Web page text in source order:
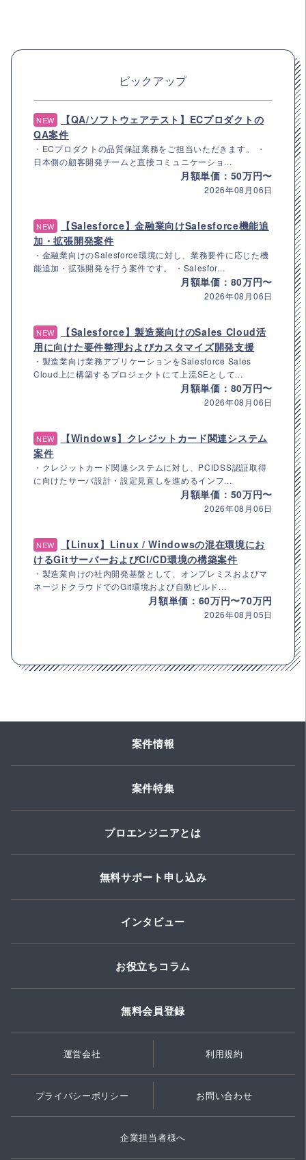
ピックアップ
NEW
【QA/ソフトウェアテスト】ECプロダクトの
QA案件
・ECプロダクトの品質保証業務をご担当いただきます。 ・
日本側の顧客開発チームと直接コミュニケーショ...
月額単価：50万円〜
2026年08月06日
NEW
【Salesforce】金融業向けSalesforce機能追
加・拡張開発案件
・金融業向けのSalesforce環境に対し、業務要件に応じた機
能追加・拡張開発を行う案件です。 ・Salesfor...
月額単価：80万円〜
2026年08月06日
NEW
【Salesforce】製造業向けのSales Cloud活
用に向けた要件整理およびカスタマイズ開発支援
・製造業向け業務アプリケーションをSalesforce Sales
Cloud上に構築するプロジェクトにて上流SEとして...
月額単価：80万円〜
2026年08月06日
NEW
【Windows】クレジットカード関連システム
案件
・クレジットカード関連システムに対し、PCIDSS認証取得
に向けたサーバ設計・設定見直しを進めるインフ...
月額単価：50万円〜
2026年08月06日
NEW
【Linux】Linux / Windowsの混在環境にお
けるGitサーバーおよびCI/CD環境の構築案件
・製造業向けの社内開発基盤として、オンプレミスおよびマ
ネージドクラウドでのGit環境および自動ビルド...
月額単価：60万円〜70万円
2026年08月05日
案件情報
案件特集
プロエンジニアとは
無料サポート申し込み
インタビュー
お役立ちコラム
無料会員登録
運営会社 利用規約
プライバシーポリシー お問い合わせ
企業担当者様へ